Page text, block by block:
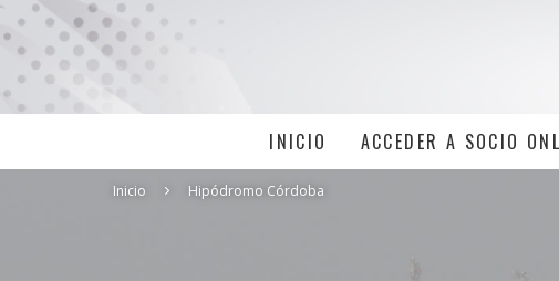
INICIO ACCEDER A SOCIO
Inicio Hipódromo Córdoba